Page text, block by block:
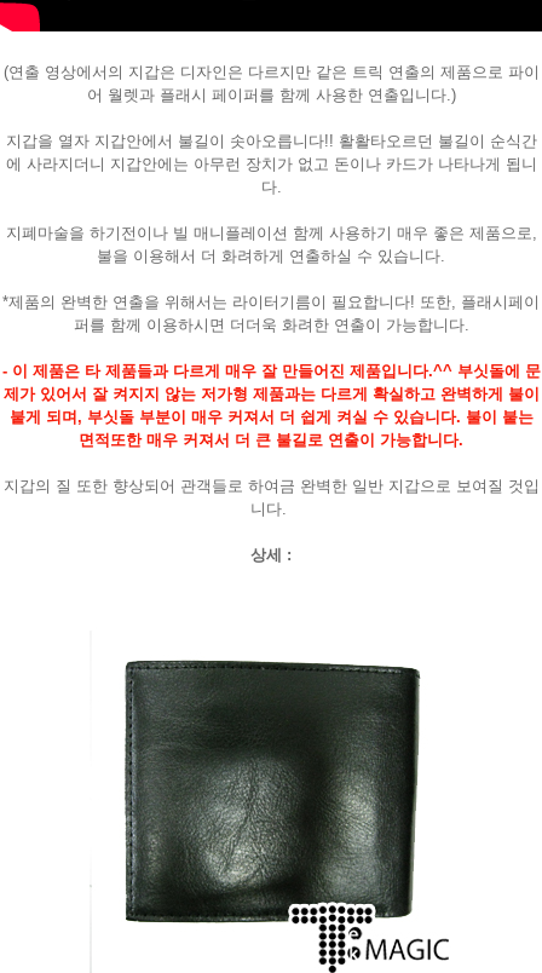
페이코 ID로
PAYCO 바로
(연출 영상에서의 지갑은 디자인은 다르지만 같은 트릭 연출의 제품으로 파이
어 월렛과 플래시 페이퍼를 함께 사용한 연출입니다.)
지갑을 열자 지갑안에서 불길이 솟아오릅니다!! 활활타오르던 불길이 순식간
에 사라지더니 지갑안에는 아무런 장치가 없고 돈이나 카드가 나타나게 됩니
다.
지폐마술을 하기전이나 빌 매니플레이션 함께 사용하기 매우 좋은 제품으로,
불을 이용해서 더 화려하게 연출하실 수 있습니다.
*제품의 완벽한 연출을 위해서는 라이터기름이 필요합니다! 또한, 플래시페이
퍼를 함께 이용하시면 더더욱 화려한 연출이 가능합니다.
- 이 제품은 타 제품들과 다르게 매우 잘 만들어진 제품입니다.^^ 부싯돌에 문
제가 있어서 잘 켜지지 않는 저가형 제품과는 다르게 확실하고 완벽하게 불이
붙게 되며, 부싯돌 부분이 매우 커져서 더 쉽게 켜실 수 있습니다. 불이 붙는
면적또한 매우 커져서 더 큰 불길로 연출이 가능합니다.
지갑의 질 또한 향상되어 관객들로 하여금 완벽한 일반 지갑으로 보여질 것입
니다.
상세 :